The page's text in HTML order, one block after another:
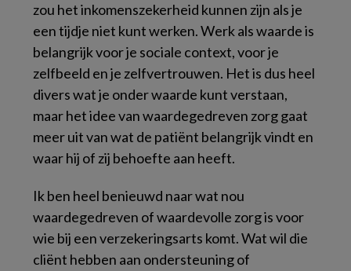
zou het inkomenszekerheid kunnen zijn als je
een tijdje niet kunt werken. Werk als waarde is
belangrijk voor je sociale context, voor je
zelfbeeld en je zelfvertrouwen. Het is dus heel
divers wat je onder waarde kunt verstaan,
maar het idee van waardegedreven zorg gaat
meer uit van wat de patiënt belangrijk vindt en
waar hij of zij behoefte aan heeft.
Ik ben heel benieuwd naar wat nou
waardegedreven of waardevolle zorg is voor
wie bij een verzekeringsarts komt. Wat wil die
cliënt hebben aan ondersteuning of